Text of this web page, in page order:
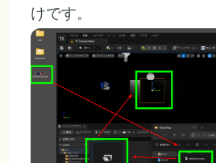
けです。